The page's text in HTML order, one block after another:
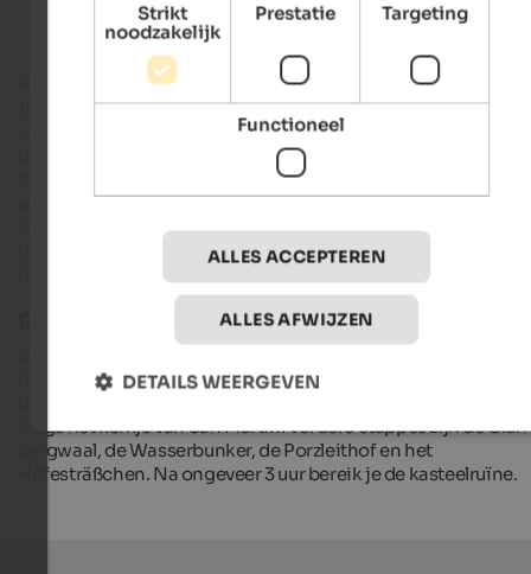
Het uitgebreide complex uit het begin van de 13e eeuw was
1513 eigendom van de graven van Tirol. Tot op de dag van
vandaag zijn de vrij toegankelijke kasteelruïnes in het
het Val Venosta eigendom van de graven
Khuen-Belasi. Het kasteelcomplex in Val Venosta, dat ook te
voet vanuit Prad kan worden bereikt, betovert bezoekers met
zijn grootte en een prachtige frescocyclus, waarvan het
grootste deel nu echter alleen in het Ferdinandeum Museum
Innsbruck te zien is.
Routebeschrijving:
ongeveer drie en een half uur. Als je de wegwijzers volgt, kom
langs het kerkje van San Martin. Verdere etappes zijn de
Bergwaal, de Wasserbunker, de Porzleithof en het
Höfesträßchen. Na ongeveer 3 uur bereik je de kasteelruïne.
Strikt
noodzakelijk
Prestatie Targeting
Functioneel
ALLES ACCEPTEREN
ALLES AFWIJZEN
DETAILS WEERGEVEN